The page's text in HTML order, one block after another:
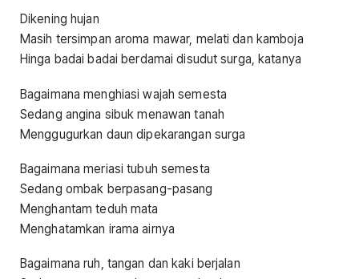
Dikening hujan
Masih tersimpan aroma mawar, melati dan kamboja
Hinga badai badai berdamai disudut surga, katanya
Bagaimana menghiasi wajah semesta
Sedang angina sibuk menawan tanah
Menggugurkan daun dipekarangan surga
Bagaimana meriasi tubuh semesta
Sedang ombak berpasang-pasang
Menghantam teduh mata
Menghatamkan irama airnya
Bagaimana ruh, tangan dan kaki berjalan